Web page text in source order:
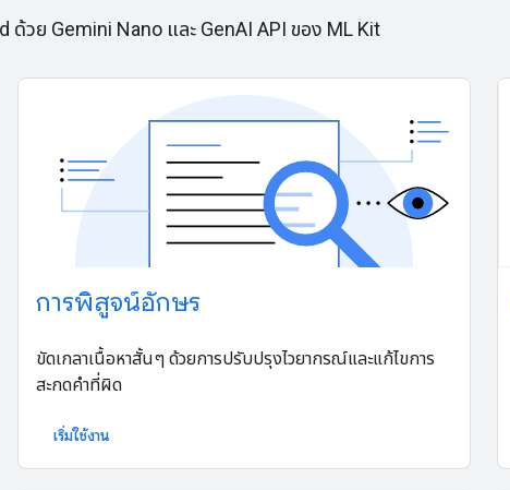
ด้วย Gemini Nano และ GenAI API ของ ML Kit
การพิสูจน์อักษร
ขัดเกลาเนื้อหาสั้นๆ ด้วยการปรับปรุงไวยากรณ์และแก้ไขการ
สะกดคำที่ผิด
เริ่มใช้งาน